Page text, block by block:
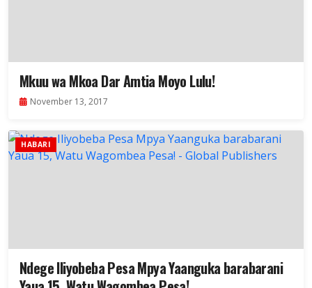
Mkuu wa Mkoa Dar Amtia Moyo Lulu!
November 13, 2017
HABARI
Ndege Iliyobeba Pesa Mpya Yaanguka barabarani